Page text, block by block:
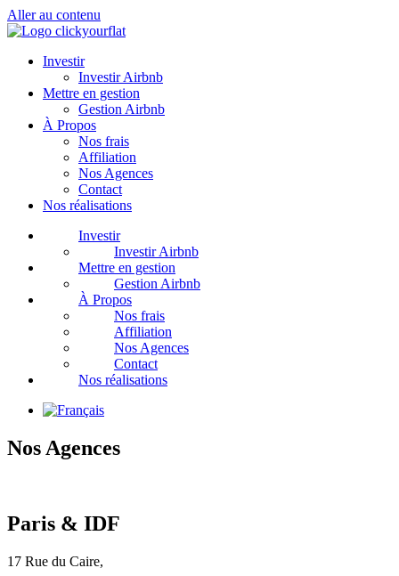
Aller au contenu
Investir
Investir Airbnb
Mettre en gestion
Gestion Airbnb
À Propos
Nos frais
Affiliation
Nos Agences
Contact
Nos réalisations
Investir
Investir Airbnb
Mettre en gestion
Gestion Airbnb
À Propos
Nos frais
Affiliation
Nos Agences
Contact
Nos réalisations
Nos Agences
Paris & IDF
17 Rue du Caire,